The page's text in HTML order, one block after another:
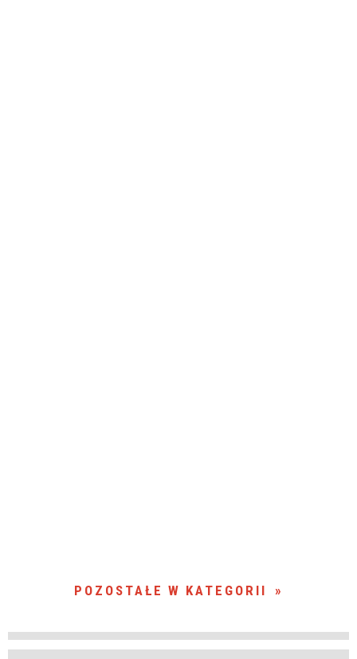
POZOSTAŁE W KATEGORII